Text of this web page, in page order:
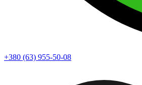
+380 (63) 955-50-08